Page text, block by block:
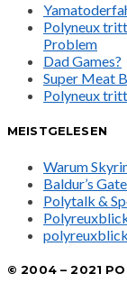
Polyneux
Problem
Dad Games?
Super Meat
Polyneux
MEISTGELESEN
Warum
Baldur’s
Polytalk &
© 2004 – 2021